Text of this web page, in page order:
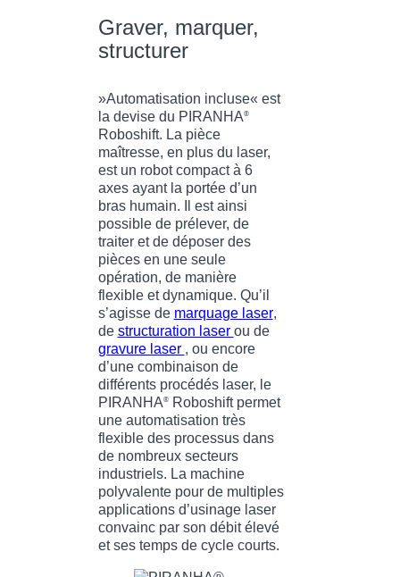
Graver, marquer,
structurer
»Automatisation incluse« est
la devise du PIRANHA®
Roboshift. La pièce
maîtresse, en plus du laser,
est un robot compact à 6
axes ayant la portée d’un
bras humain. Il est ainsi
possible de prélever, de
traiter et de déposer des
pièces en une seule
opération, de manière
flexible et dynamique. Qu’il
s’agisse de marquage laser,
de structuration laser ou de
gravure laser , ou encore
d’une combinaison de
différents procédés laser, le
PIRANHA®Roboshift permet
une automatisation très
flexible des processus dans
de nombreux secteurs
industriels. La machine
polyvalente pour de multiples
applications d’usinage laser
convainc par son débit élevé
et ses temps de cycle courts.